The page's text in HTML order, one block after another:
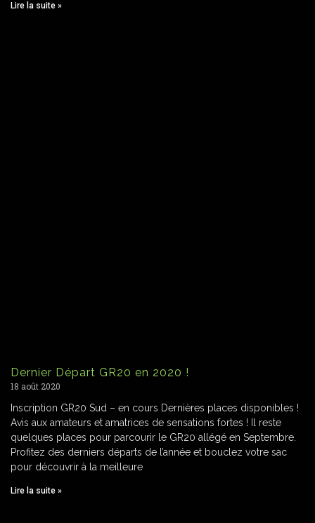
Lire la suite »
Dernier Départ GR20 en 2020 !
18 août 2020
Inscription GR20 Sud – en cours Dernières places disponibles !
Avis aux amateurs et amatrices de sensations fortes ! Il reste
quelques places pour parcourir le GR20 allégé en Septembre.
Profitez des derniers départs de l’année et bouclez votre sac
pour découvrir à la meilleure
Lire la suite »